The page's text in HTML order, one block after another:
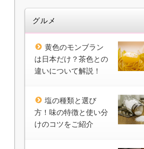
グルメ
黄色のモンブラン
は日本だけ？茶色との
違いについて解説！
塩の種類と選び
方！味の特徴と使い分
けのコツをご紹介